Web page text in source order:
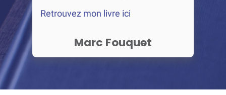
Retrouvez mon livre ici
Marc Fouquet